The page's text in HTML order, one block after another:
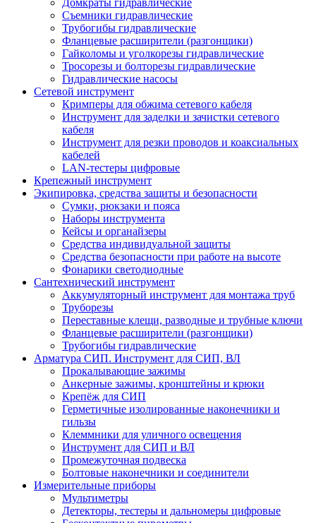
Домкраты гидравлические
Съемники гидравлические
Трубогибы гидравлические
Фланцевые расширители (разгонщики)
Гайколомы и уголкорезы гидравлические
Тросорезы и болторезы гидравлические
Гидравлические насосы
Сетевой инструмент
Кримперы для обжима сетевого кабеля
Инструмент для заделки и зачистки сетевого
кабеля
Инструмент для резки проводов и коаксиальных
кабелей
LAN-тестеры цифровые
Крепежный инструмент
Экипировка, средства защиты и безопасности
Сумки, рюкзаки и пояса
Наборы инструмента
Кейсы и органайзеры
Средства индивидуальной защиты
Средства безопасности при работе на высоте
Фонарики светодиодные
Сантехнический инструмент
Аккумуляторный инструмент для монтажа труб
Труборезы
Переставные клещи, разводные и трубные ключи
Фланцевые расширители (разгонщики)
Трубогибы гидравлические
Арматура СИП. Инструмент для СИП, ВЛ
Прокалывающие зажимы
Анкерные зажимы, кронштейны и крюки
Крепёж для СИП
Герметичные изолированные наконечники и
гильзы
Клеммники для уличного освещения
Инструмент для СИП и ВЛ
Промежуточная подвеска
Болтовые наконечники и соединители
Измерительные приборы
Мультиметры
Детекторы, тестеры и дальномеры цифровые